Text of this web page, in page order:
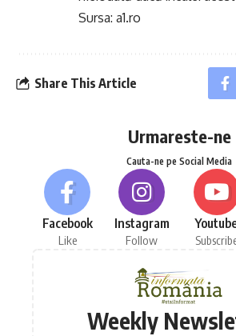
Sursa: a1.ro
Share This Article
Urmareste-ne
Cauta-ne pe Social Media
Facebook
Like
Instagram
Follow
Weekly